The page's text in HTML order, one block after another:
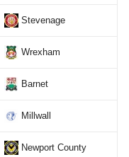
Stevenage
Wrexham
Barnet
Millwall
Newport County